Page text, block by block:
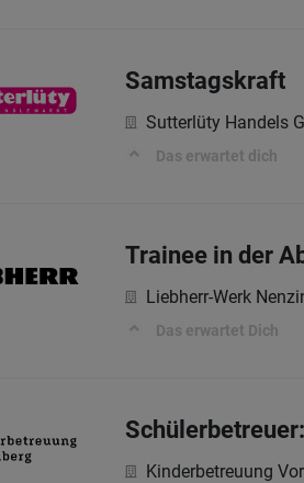
Samstagskraft
Sutterlüty Handels
Das erwartet dich
Trainee in der
Liebherr-Werk
Das erwartet Dich
Kinderbetreuung